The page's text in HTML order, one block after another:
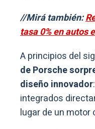
//Mirá también:
tasa 0% en autos
A principios del
de Porsche
diseño innovador
integrados
lugar de un motor